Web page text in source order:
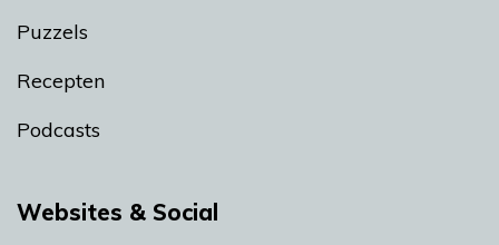
Puzzels
Recepten
Podcasts
Websites & Social